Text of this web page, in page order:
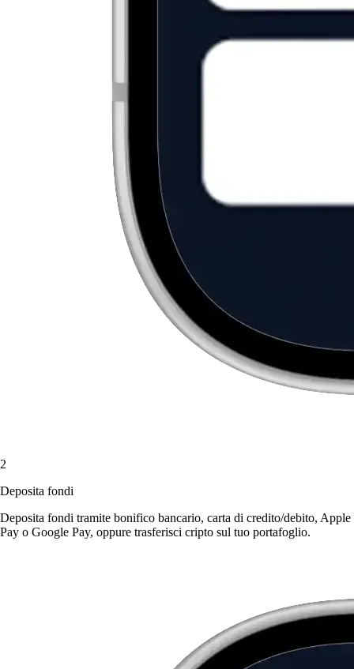
2
Deposita fondi
Deposita fondi tramite bonifico bancario, carta di credito/debito, Apple
Pay o Google Pay, oppure trasferisci cripto sul tuo portafoglio.